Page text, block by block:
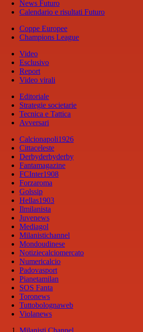
News Futuro
Calendario e risultati Futuro
Coppe Europee
Champions League
Video
Esclusivo
Report
Video virali
Editoriale
Strategie societarie
Tecnica e Tattica
Avversari
Calcionapoli1926
Cittaceleste
Derbyderbyderby
Fantamagazine
FCInter1908
Forzaroma
Golssip
Hellas1903
Ilmilanista
Juvenews
Mediagol
Milanistichannel
Mondoudinese
Notiziecalciomercato
Numericalcio
Padovasport
Pianetamilan
SOS Fanta
Toronews
Tuttobolognaweb
Violanews